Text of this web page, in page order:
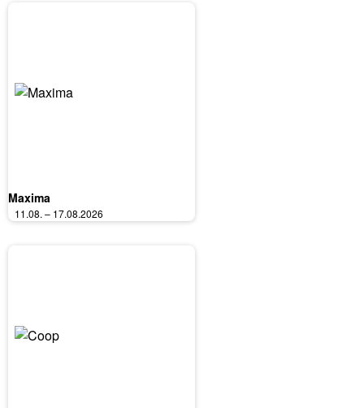
Maxima
11.08. – 17.08.2026